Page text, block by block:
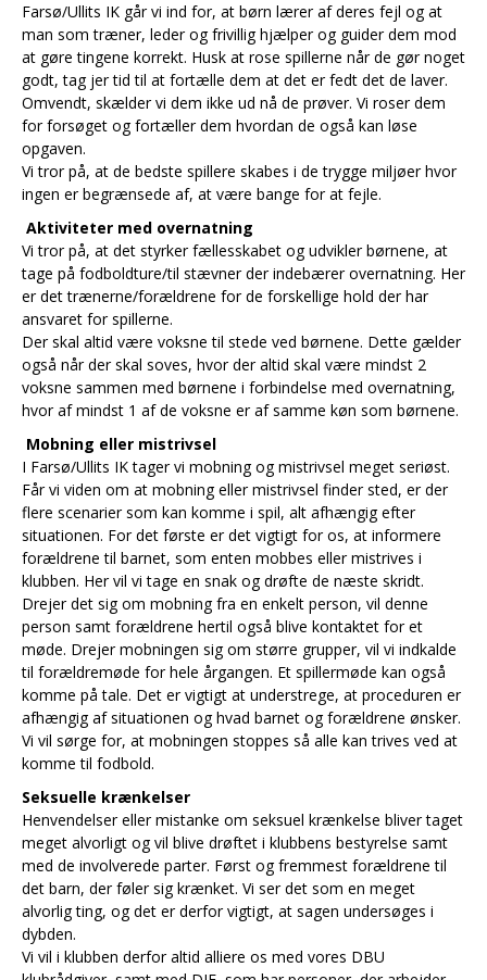
Farsø/Ullits IK går vi ind for, at børn lærer af deres fejl og at
man som træner, leder og frivillig hjælper og guider dem mod
at gøre tingene korrekt. Husk at rose spillerne når de gør noget
godt, tag jer tid til at fortælle dem at det er fedt det de laver.
Omvendt, skælder vi dem ikke ud nå de prøver. Vi roser dem
for forsøget og fortæller dem hvordan de også kan løse
opgaven.
Vi tror på, at de bedste spillere skabes i de trygge miljøer hvor
ingen er begrænsede af, at være bange for at fejle.
Aktiviteter med overnatning
Vi tror på, at det styrker fællesskabet og udvikler børnene, at
tage på fodboldture/til stævner der indebærer overnatning. Her
er det trænerne/forældrene for de forskellige hold der har
ansvaret for spillerne.
Der skal altid være voksne til stede ved børnene. Dette gælder
også når der skal soves, hvor der altid skal være mindst 2
voksne sammen med børnene i forbindelse med overnatning,
hvor af mindst 1 af de voksne er af samme køn som børnene.
Mobning eller mistrivsel
I Farsø/Ullits IK tager vi mobning og mistrivsel meget seriøst.
Får vi viden om at mobning eller mistrivsel finder sted, er der
flere scenarier som kan komme i spil, alt afhængig efter
situationen. For det første er det vigtigt for os, at informere
forældrene til barnet, som enten mobbes eller mistrives i
klubben. Her vil vi tage en snak og drøfte de næste skridt.
Drejer det sig om mobning fra en enkelt person, vil denne
person samt forældrene hertil også blive kontaktet for et
møde. Drejer mobningen sig om større grupper, vil vi indkalde
til forældremøde for hele årgangen. Et spillermøde kan også
komme på tale. Det er vigtigt at understrege, at proceduren er
afhængig af situationen og hvad barnet og forældrene ønsker.
Vi vil sørge for, at mobningen stoppes så alle kan trives ved at
komme til fodbold.
Seksuelle krænkelser
Henvendelser eller mistanke om seksuel krænkelse bliver taget
meget alvorligt og vil blive drøftet i klubbens bestyrelse samt
med de involverede parter. Først og fremmest forældrene til
det barn, der føler sig krænket. Vi ser det som en meget
alvorlig ting, og det er derfor vigtigt, at sagen undersøges i
dybden.
Vi vil i klubben derfor altid alliere os med vores DBU